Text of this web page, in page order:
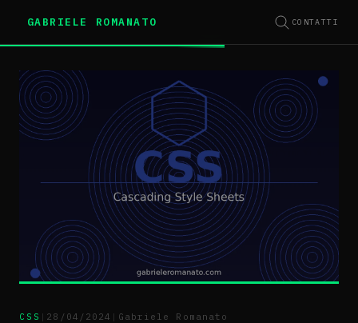
GABRIELE ROMANATO CONTATTI
CSS | 28/04/2024 | Gabriele Romanato